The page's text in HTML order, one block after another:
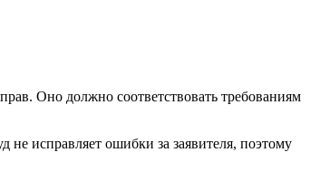
Оно должно соответствовать требованиям
не исправляет ошибки за заявителя, поэтому